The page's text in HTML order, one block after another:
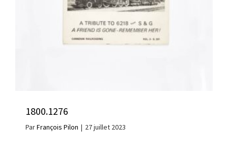
1800.1276
ParFrançois Pilon | 27 juillet 2023